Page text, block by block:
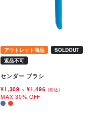
アウトレット商品
SOLDOUT
返品不可
センダー ブラシ
¥1,309 ~ ¥1,496 (税込)
MAX 30% OFF